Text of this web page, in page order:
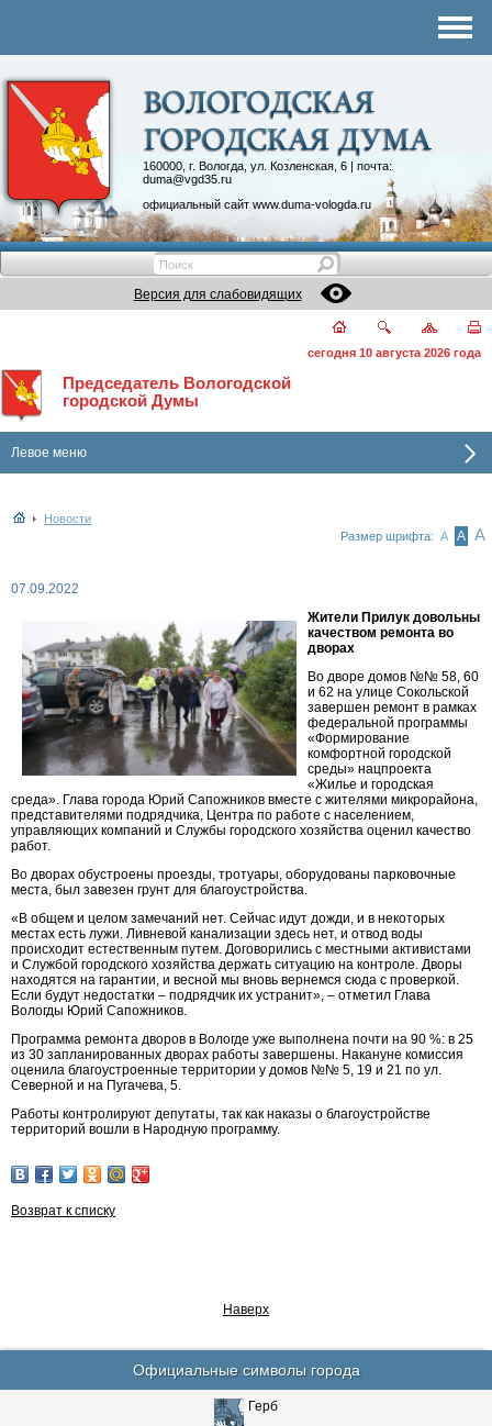
160000, г. Вологда, ул. Козленская, 6 | почта:
duma@vgd35.ru
официальный сайт www.duma-vologda.ru
Контакты
Депутатские объединения
Версия для слабовидящих
сегодня 10 августа 2026 года
Председатель Вологодской
городской Думы
Левое меню
Новости
Размер шрифта: А А А
07.09.2022
Жители Прилук довольны
качеством ремонта во
дворах
Во дворе домов №№ 58, 60
и 62 на улице Сокольской
завершен ремонт в рамках
федеральной программы
«Формирование
комфортной городской
среды» нацпроекта
«Жилье и городская
среда». Глава города Юрий Сапожников вместе с жителями микрорайона,
представителями подрядчика, Центра по работе с населением,
управляющих компаний и Службы городского хозяйства оценил качество
работ.
Во дворах обустроены проезды, тротуары, оборудованы парковочные
места, был завезен грунт для благоустройства.
«В общем и целом замечаний нет. Сейчас идут дожди, и в некоторых
местах есть лужи. Ливневой канализации здесь нет, и отвод воды
происходит естественным путем. Договорились с местными активистами
и Службой городского хозяйства держать ситуацию на контроле. Дворы
находятся на гарантии, и весной мы вновь вернемся сюда с проверкой.
Если будут недостатки – подрядчик их устранит», – отметил Глава
Вологды Юрий Сапожников.
Программа ремонта дворов в Вологде уже выполнена почти на 90 %: в 25
из 30 запланированных дворах работы завершены. Накануне комиссия
оценила благоустроенные территории у домов №№ 5, 19 и 21 по ул.
Северной и на Пугачева, 5.
Работы контролируют депутаты, так как наказы о благоустройстве
территорий вошли в Народную программу.
Возврат к списку
Наверх
Официальные символы города
Герб